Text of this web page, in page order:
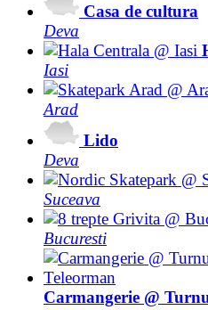
Casa de cultura
Deva
Iasi
Arad
Lido
Deva
Suceava
Bucuresti
Carmangerie @